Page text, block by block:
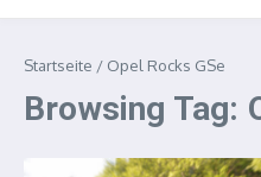
Startseite / Opel Rocks GSe
Browsing Tag: